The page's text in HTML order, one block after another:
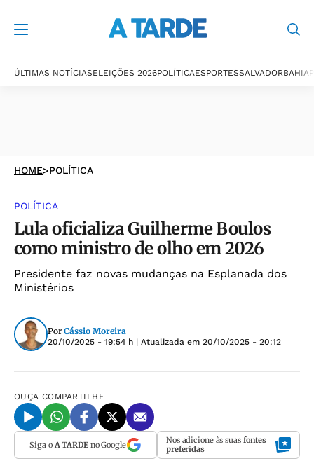
ÚLTIMAS NOTÍCIASELEIÇÕES 2026POLÍTICAESPORTESSALVADORBAHIA
HOME>POLÍTICA
POLÍTICA
Lula oficializa Guilherme Boulos
como ministro de olho em 2026
Presidente faz novas mudanças na Esplanada dos
Ministérios
Por Cássio Moreira
20/10/2025 - 19:54 h | Atualizada em 20/10/2025 - 20:12
OUÇA COMPARTILHE
Siga o A TARDEno Google Nos adicione às suas fontes
preferidas